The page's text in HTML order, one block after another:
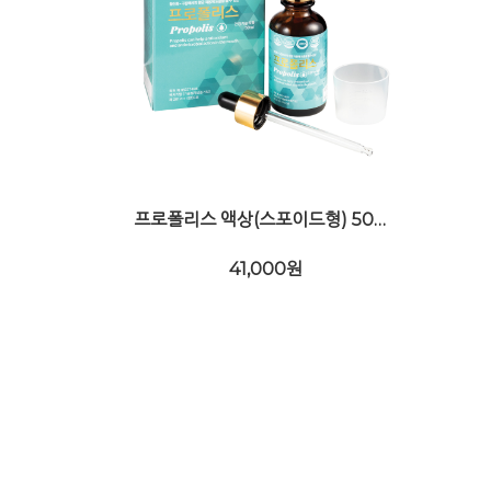
프로폴리스 액상(스포이드형) 50ml (*브라질&호주산 혼합)
41,000원